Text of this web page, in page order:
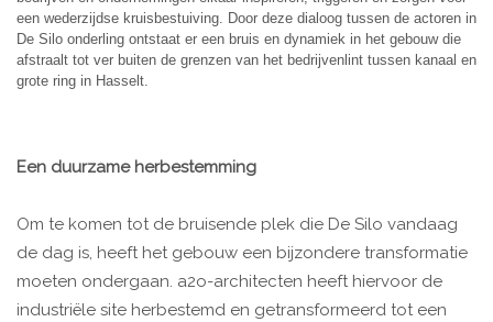
een wederzijdse kruisbestuiving. Door deze dialoog tussen de actoren in
De Silo onderling ontstaat er een bruis en dynamiek in het gebouw die
afstraalt tot ver buiten de grenzen van het bedrijvenlint tussen kanaal en
grote ring in Hasselt.
Een duurzame herbestemming
Om te komen tot de bruisende plek die De Silo vandaag
de dag is, heeft het gebouw een bijzondere transformatie
moeten ondergaan. a2o-architecten heeft hiervoor de
industriële site herbestemd en getransformeerd tot een